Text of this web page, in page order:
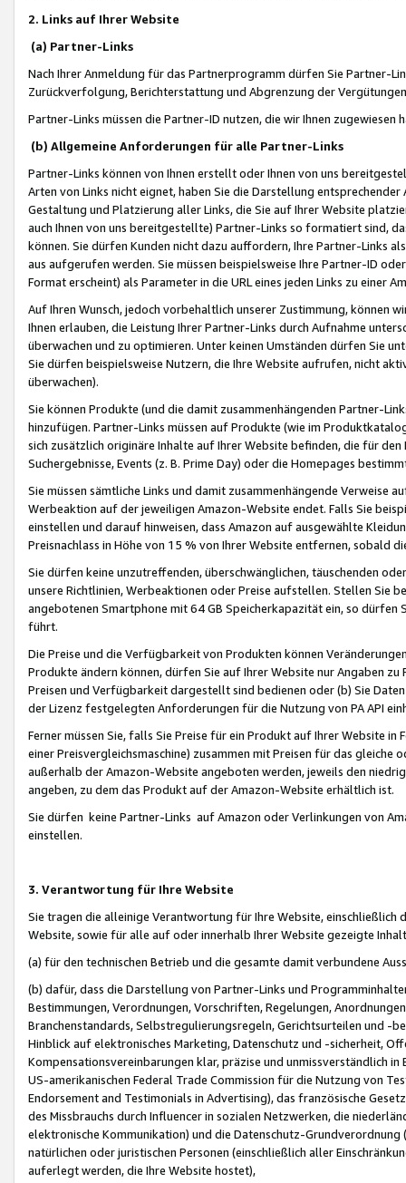
2. Links auf Ihrer Website
(a) Partner-Links
Nach Ihrer Anmeldung für das Partnerprogramm dürfen Sie Partner-
Zurückverfolgung, Berichterstattung und Abgrenzung der
Partner-Links müssen die Partner-ID nutzen, die wir Ihnen zugewiesen
(b) Allgemeine Anforderungen für alle Partner-Links
Partner-Links können von Ihnen erstellt oder Ihnen von uns
Arten von Links nicht eignet, haben Sie die Darstellung
Gestaltung und Platzierung aller Links, die Sie auf Ihrer Website
auch Ihnen von uns bereitgestellte) Partner-Links so formatiert sind,
können. Sie dürfen Kunden nicht dazu auffordern, Ihre Partner-Links
aus aufgerufen werden. Sie müssen beispielsweise Ihre Partner-ID
Format erscheint) als Parameter in die URL eines jeden Links zu einer
Auf Ihren Wunsch, jedoch vorbehaltlich unserer Zustimmung, können
Ihnen erlauben, die Leistung Ihrer Partner-Links durch Aufnahme
überwachen und zu optimieren. Unter keinen Umständen dürfen Sie
Sie dürfen beispielsweise Nutzern, die Ihre Website aufrufen, nicht
überwachen).
Sie können Produkte (und die damit zusammenhängenden Partner-
hinzufügen. Partner-Links müssen auf Produkte (wie im
sich zusätzlich originäre Inhalte auf Ihrer Website befinden, die für
Suchergebnisse, Events (z. B. Prime Day) oder die Homepages
Sie müssen sämtliche Links und damit zusammenhängende
Werbeaktion auf der jeweiligen Amazon-Website endet. Falls Sie
einstellen und darauf hinweisen, dass Amazon auf ausgewählte
Preisnachlass in Höhe von 15 % von Ihrer Website entfernen, sobald
Sie dürfen keine unzutreffenden, überschwänglichen, täuschenden
unsere Richtlinien, Werbeaktionen oder Preise aufstellen. Stellen Sie
angebotenen Smartphone mit 64 GB Speicherkapazität ein, so dürfen
führt.
Die Preise und die Verfügbarkeit von Produkten können
Produkte ändern können, dürfen Sie auf Ihrer Website nur Angaben
Preisen und Verfügbarkeit dargestellt sind bedienen oder (b) Sie
der Lizenz festgelegten Anforderungen für die Nutzung von PA API
Ferner müssen Sie, falls Sie Preise für ein Produkt auf Ihrer Website
einer Preisvergleichsmaschine) zusammen mit Preisen für das
außerhalb der Amazon-Website angeboten werden, jeweils den
angeben, zu dem das Produkt auf der Amazon-Website erhältlich ist.
Sie dürfen keine Partner-Links auf Amazon oder Verlinkungen von
einstellen.
3. Verantwortung für Ihre Website
Sie tragen die alleinige Verantwortung für Ihre Website,
Website, sowie für alle auf oder innerhalb Ihrer Website gezeigte
(a) für den technischen Betrieb und die gesamte damit verbundene
(b) dafür, dass die Darstellung von Partner-Links und
Bestimmungen, Verordnungen, Vorschriften, Regelungen,
Branchenstandards, Selbstregulierungsregeln, Gerichtsurteilen und -
Hinblick auf elektronisches Marketing, Datenschutz und -sicherheit,
Kompensationsvereinbarungen klar, präzise und unmissverständlich
US-amerikanischen Federal Trade Commission für die Nutzung von
Endorsement and Testimonials in Advertising), das französische
des Missbrauchs durch Influencer in sozialen Netzwerken, die
elektronische Kommunikation) und die Datenschutz-
natürlichen oder juristischen Personen (einschließlich aller
auferlegt werden, die Ihre Website hostet),